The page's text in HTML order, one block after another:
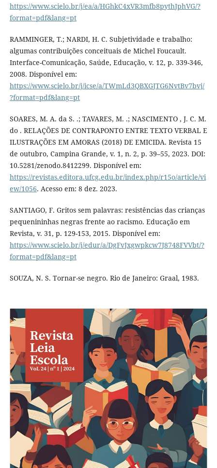
https://www.scielo.br/j/ea/a/HGhkC4xVR3mfb8pythJphVG/?
format=pdf&lang=pt
RAMMINGER, T.; NARDI, H. C. Subjetividade e trabalho:
algumas contribuições conceituais de Michel Foucault.
Interface-Comunicação, Saúde, Educação, v. 12, p. 339-346,
2008. Disponível em:
https://www.scielo.br/j/icse/a/TWmLd3QBXGJTG6NvtBv7bvj/
?format=pdf&lang=pt
SOARES, M. A. da S. .; TAVARES, M. .; NASCIMENTO , J. C. M.
do . RELAÇÕES DE CONTRAPONTO ENTRE TEXTO VERBAL E
ILUSTRAÇÕES EM AMORAS (2018) DE EMICIDA. Revista 15
de outubro, Campina Grande, v. 1, n. 2, p. 39–55, 2023. DOI:
10.5281/zenodo.8412299. Disponível em:
https://revistas.editora.ufcg.edu.br/index.php/r15o/article/vi
ew/1056. Acesso em: 8 dez. 2023.
SANTIAGO, F. Gritos sem palavras: resistências das crianças
pequenininhas negras frente ao racismo. Educação em
Revista, v. 31, p. 129-153, 2015. Disponível em:
https://www.scielo.br/j/edur/a/DgFvJxgwpkcw7J8748FVVbt/?
format=pdf&lang=pt
SOUZA, N. S. Tornar-se negro. Rio de Janeiro: Graal, 1983.